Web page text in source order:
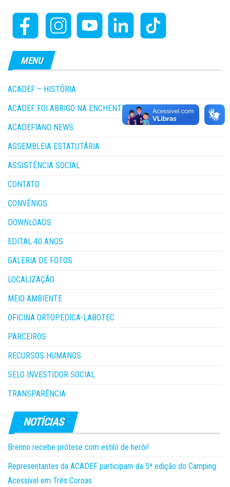
MENU
ACADEF – HISTÓRIA
ACADEF FOI ABRIGO NA ENCHENTE
ACADEFIANO NEWS
ASSEMBLEIA ESTATUTÁRIA
ASSISTÊNCIA SOCIAL
CONTATO
CONVÊNIOS
DOWNLOADS
EDITAL 40 ANOS
GALERIA DE FOTOS
LOCALIZAÇÃO
MEIO AMBIENTE
OFICINA ORTOPÉDICA-LABOTEC
PARCEIROS
RECURSOS HUMANOS
SELO INVESTIDOR SOCIAL
TRANSPARÊNCIA
Brenno recebe prótese com estilo de herói!
Representantes da ACADEF participam da 5ª edição do Camping
Acessível em Três Coroas